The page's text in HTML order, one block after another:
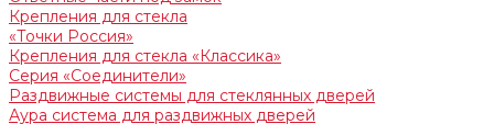
Крепления для стекла
«Точки Россия»
Крепления для стекла «Классика»
Серия «Соединители»
Раздвижные системы для стеклянных дверей
Аура система для раздвижных дверей